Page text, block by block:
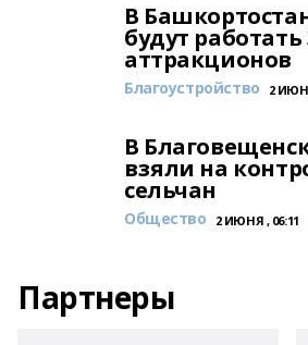
В
будут работать
аттракционов
Благоустройство 2
В
взяли на
сельчан
Общество 2 ИЮНЯ , 06:11
Партнеры